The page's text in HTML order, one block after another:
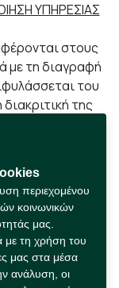
ΥΠΗΡΕΣΙΑΣ
στους
με τη διαγραφή
του
της
σε
ή έχει
μέχρις ότου
που η linq κατά
έχει τάξει. Σε
δύναται να
του Μέλους,
περιεχομένου
κοινωνικών
μας.
με τη χρήση του
μας στα μέσα
ανάλυση, οι